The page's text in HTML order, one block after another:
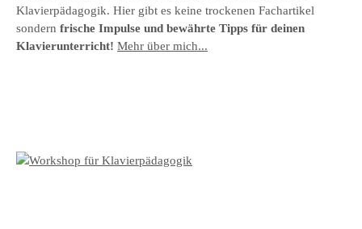
Klavierpädagogik. Hier gibt es keine trockenen Fachartikel
sondern frische Impulse und bewährte Tipps für deinen
Klavierunterricht! Mehr über mich...